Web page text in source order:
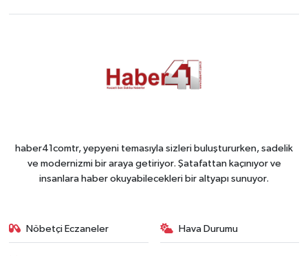
haber41comtr, yepyeni temasıyla sizleri buluştururken, sadelik
ve modernizmi bir araya getiriyor. Şatafattan kaçınıyor ve
insanlara haber okuyabilecekleri bir altyapı sunuyor.
Nöbetçi Eczaneler Hava Durumu